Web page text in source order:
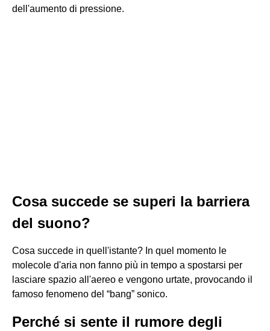
dell'aumento di pressione.
Cosa succede se superi la barriera
del suono?
Cosa succede in quell'istante? In quel momento le
molecole d'aria non fanno più in tempo a spostarsi per
lasciare spazio all'aereo e vengono urtate, provocando il
famoso fenomeno del “bang” sonico.
Perché si sente il rumore degli